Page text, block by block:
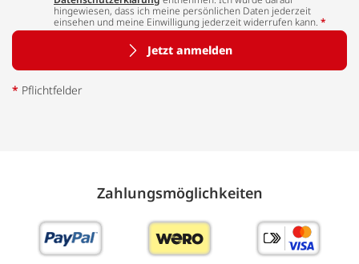
hingewiesen, dass ich meine persönlichen Daten jederzeit
einsehen und meine Einwilligung jederzeit widerrufen kann. *
Jetzt anmelden
* Pflichtfelder
Zahlungs­möglich­keiten